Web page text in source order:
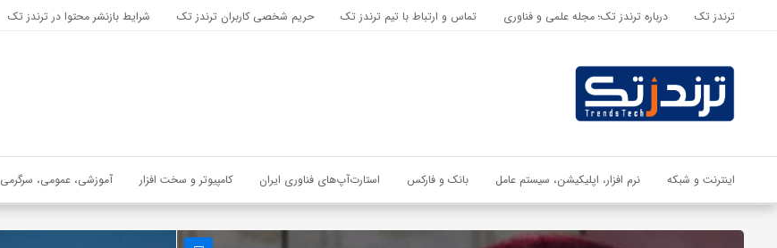
اشتراک گذاری
با استفاده از روش‌های زیر می‌توانید این صفحه را با دوستان خود به
اشتراک بگذارید.
ترندز تک درباره ترندز تک؛ مجله علمی و فناوری تماس و ارتباط با تیم ترندز تک حریم شخصی کاربران ترندز تک شرایط بازنشر محتوا در ترندز تک
اینترنت و شبکه نرم افزار، اپلیکیشن، سیستم عامل بانک و فارکس استارت‌آپ‌های فناوری ایران کامپیوتر و سخت افزار آموزشی، عمومی، سرگرمی